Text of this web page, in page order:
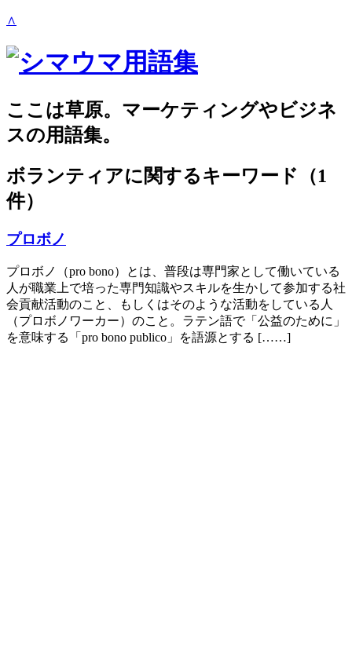
∧
ここは草原。マーケティングやビジネ
スの用語集。
ボランティアに関するキーワード（1
件）
プロボノ
プロボノ（pro bono）とは、普段は専門家として働いている
人が職業上で培った専門知識やスキルを生かして参加する社
会貢献活動のこと、もしくはそのような活動をしている人
（プロボノワーカー）のこと。ラテン語で「公益のために」
を意味する「pro bono publico」を語源とする [……]